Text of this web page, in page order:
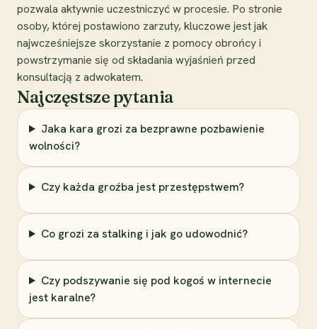
pozwala aktywnie uczestniczyć w procesie. Po stronie
osoby, której postawiono zarzuty, kluczowe jest jak
najwcześniejsze skorzystanie z pomocy obrońcy i
powstrzymanie się od składania wyjaśnień przed
konsultacją z adwokatem.
Najczęstsze pytania
Jaka kara grozi za bezprawne pozbawienie
wolności?
Czy każda groźba jest przestępstwem?
Co grozi za stalking i jak go udowodnić?
Czy podszywanie się pod kogoś w internecie
jest karalne?